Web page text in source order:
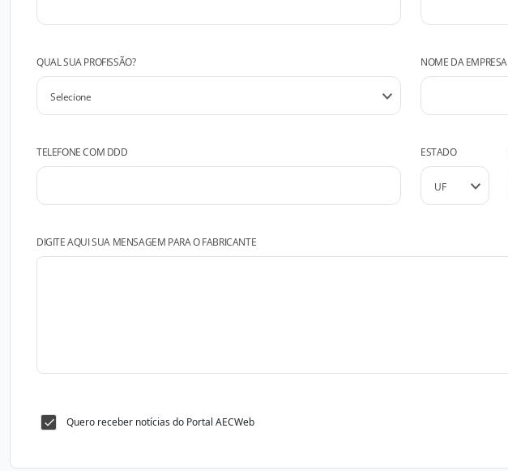
QUAL SUA PROFISSÃO? NOME DA EMPRESA
TELEFONE COM DDD ESTADO
DIGITE AQUI SUA MENSAGEM PARA O FABRICANTE
Quero receber notícias do Portal AECWeb